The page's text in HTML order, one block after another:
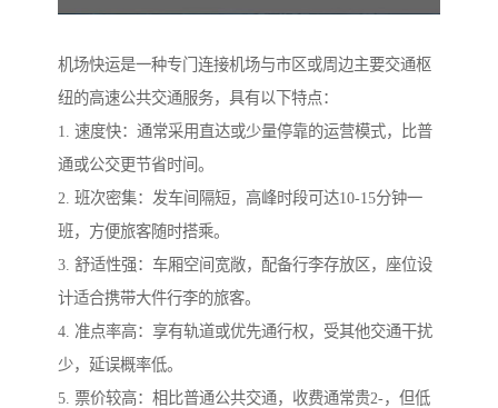
机场快运是一种专门连接机场与市区或周边主要交通枢
纽的高速公共交通服务，具有以下特点：
1. 速度快：通常采用直达或少量停靠的运营模式，比普
通或公交更节省时间。
2. 班次密集：发车间隔短，高峰时段可达10-15分钟一
班，方便旅客随时搭乘。
3. 舒适性强：车厢空间宽敞，配备行李存放区，座位设
计适合携带大件行李的旅客。
4. 准点率高：享有轨道或优先通行权，受其他交通干扰
少，延误概率低。
5. 票价较高：相比普通公共交通，收费通常贵2-，但低